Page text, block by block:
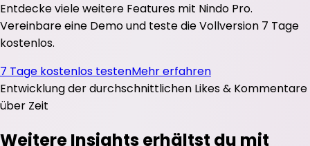
Entdecke viele weitere Features mit Nindo Pro.
Vereinbare eine Demo und teste die Vollversion 7 Tage
kostenlos.
7 Tage kostenlos testenMehr erfahren
Entwicklung der durchschnittlichen Likes& Kommentare
über Zeit
Weitere Insights erhältst du mit